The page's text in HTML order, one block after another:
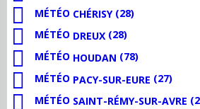
MÉTÉO CHÉRISY (28)
MÉTÉO DREUX (28)
MÉTÉO HOUDAN (78)
MÉTÉO PACY-SUR-EURE (27)
MÉTÉO SAINT-RÉMY-SUR-AVRE